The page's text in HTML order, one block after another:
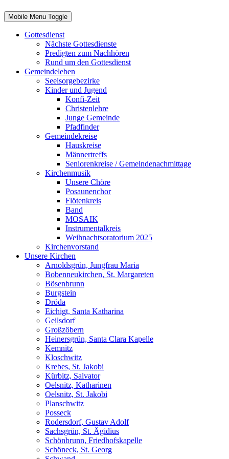
Mobile Menu Toggle
Gottesdienst
Nächste Gottesdienste
Predigten zum Nachhören
Rund um den Gottesdienst
Gemeindeleben
Seelsorgebezirke
Kinder und Jugend
Konfi-Zeit
Christenlehre
Junge Gemeinde
Pfadfinder
Gemeindekreise
Hauskreise
Männertreffs
Seniorenkreise / Gemeindenachmittage
Kirchenmusik
Unsere Chöre
Posaunenchor
Flötenkreis
Band
MOSAIK
Instrumentalkreis
Weihnachtsoratorium 2025
Kirchenvorstand
Unsere Kirchen
Arnoldsgrün, Jungfrau Maria
Bobenneukirchen, St. Margareten
Bösenbrunn
Burgstein
Dröda
Eichigt, Santa Katharina
Geilsdorf
Großzöbern
Heinersgrün, Santa Clara Kapelle
Kemnitz
Kloschwitz
Krebes, St. Jakobi
Kürbitz, Salvator
Oelsnitz, Katharinen
Oelsnitz, St. Jakobi
Planschwitz
Posseck
Rodersdorf, Gustav Adolf
Sachsgrün, St. Ägidius
Schönbrunn, Friedhofskapelle
Schöneck, St. Georg